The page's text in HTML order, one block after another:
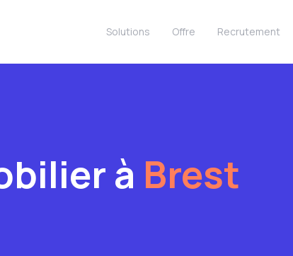
Solutions Offre Recrutement
à Brest